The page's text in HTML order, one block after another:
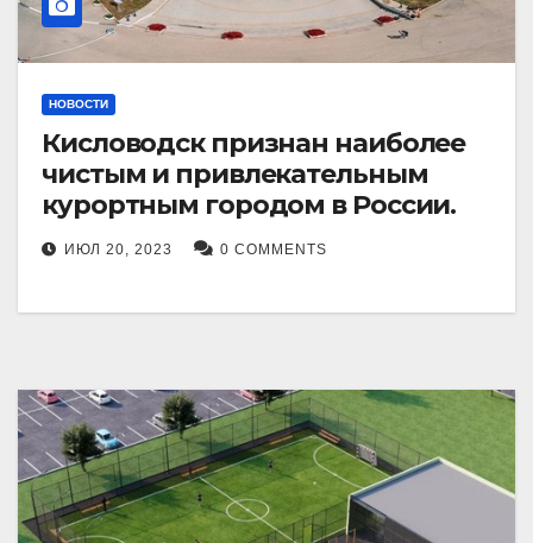
НОВОСТИ
Кисловодск признан наиболее
чистым и привлекательным
курортным городом в России.
ИЮЛ 20, 2023 0 COMMENTS